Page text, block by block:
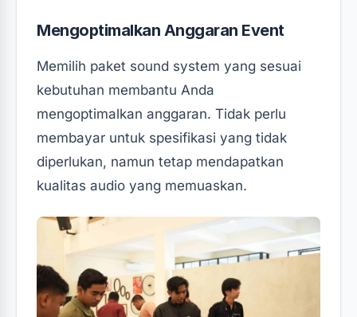
Mengoptimalkan Anggaran Event
Memilih paket sound system yang sesuai
kebutuhan membantu Anda
mengoptimalkan anggaran. Tidak perlu
membayar untuk spesifikasi yang tidak
diperlukan, namun tetap mendapatkan
kualitas audio yang memuaskan.